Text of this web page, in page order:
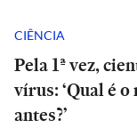
CIÊNCIA
Pela 1ª vez,
vírus: ‘Qual é
antes?’